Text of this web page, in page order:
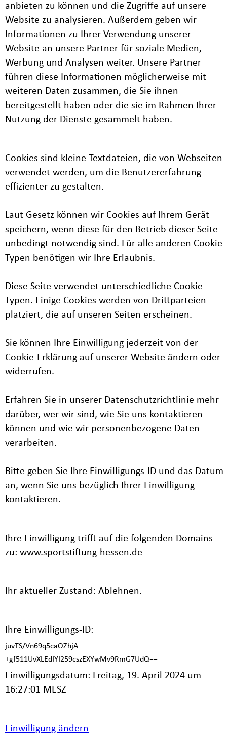
anbieten zu können und die Zugriffe auf unsere
Website zu analysieren. Außerdem geben wir
Informationen zu Ihrer Verwendung unserer
Website an unsere Partner für soziale Medien,
Werbung und Analysen weiter. Unsere Partner
führen diese Informationen möglicherweise mit
weiteren Daten zusammen, die Sie ihnen
bereitgestellt haben oder die sie im Rahmen Ihrer
Nutzung der Dienste gesammelt haben.
Cookies sind kleine Textdateien, die von Webseiten
verwendet werden, um die Benutzererfahrung
effizienter zu gestalten.
Laut Gesetz können wir Cookies auf Ihrem Gerät
speichern, wenn diese für den Betrieb dieser Seite
unbedingt notwendig sind. Für alle anderen Cookie-
Typen benötigen wir Ihre Erlaubnis.
Diese Seite verwendet unterschiedliche Cookie-
Typen. Einige Cookies werden von Drittparteien
platziert, die auf unseren Seiten erscheinen.
Sie können Ihre Einwilligung jederzeit von der
Cookie-Erklärung auf unserer Website ändern oder
widerrufen.
Erfahren Sie in unserer Datenschutzrichtlinie mehr
darüber, wer wir sind, wie Sie uns kontaktieren
können und wie wir personenbezogene Daten
verarbeiten.
Bitte geben Sie Ihre Einwilligungs-ID und das Datum
an, wenn Sie uns bezüglich Ihrer Einwilligung
kontaktieren.
Ihre Einwilligung trifft auf die folgenden Domains
zu: www.sportstiftung-hessen.de
Ihr aktueller Zustand: Ablehnen.
Ihre Einwilligungs-ID:
juvTS/Vn69q5caOZhjA
+gf511UvXLEdIYI259cszEXYwMv9RmG7UdQ==
Einwilligungsdatum: Freitag, 19. April 2024 um
16:27:01 MESZ
Einwilligung ändern